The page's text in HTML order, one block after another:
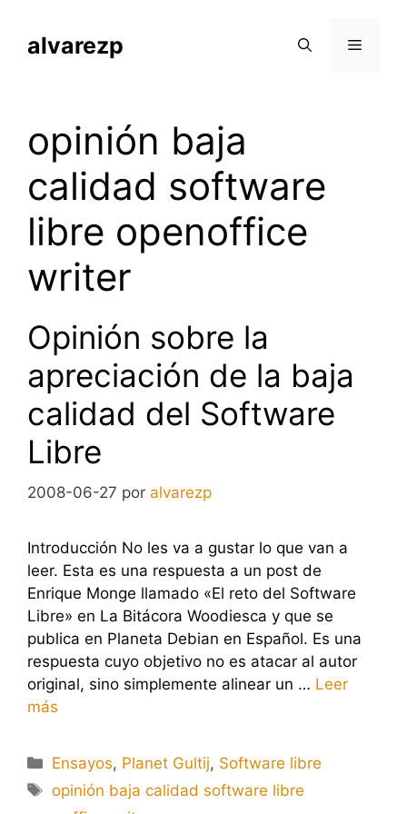
contenido
alvarezp Menú
opinión baja
calidad software
libre openoffice
writer
Opinión sobre la
apreciación de la baja
calidad del Software
Libre
2008-06-27 por alvarezp
Introducción No les va a gustar lo que van a
leer. Esta es una respuesta a un post de
Enrique Monge llamado «El reto del Software
Libre» en La Bitácora Woodiesca y que se
publica en Planeta Debian en Español. Es una
respuesta cuyo objetivo no es atacar al autor
original, sino simplemente alinear un … Leer
más
Categorías
Ensayos, Planet Gultij, Software libre
Etiquetas
opinión baja calidad software libre